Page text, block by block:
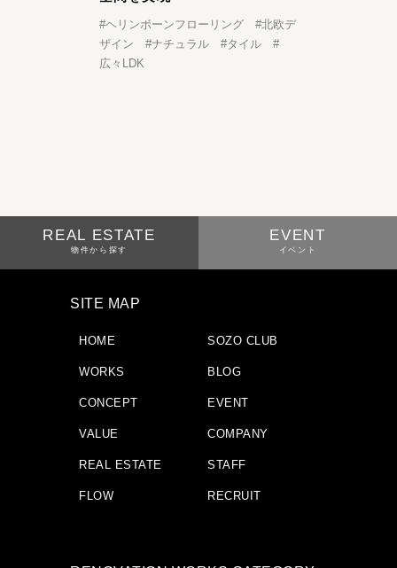
#ヘリンボーンフローリング #北欧デ
ザイン
#ナチュラル #タイル
#
広々LDK
REAL ESTATE
物件から探す
EVENT
イベント
SITE MAP
HOME
WORKS
CONCEPT
VALUE
REAL ESTATE
FLOW
SOZO CLUB
BLOG
EVENT
COMPANY
STAFF
RECRUIT